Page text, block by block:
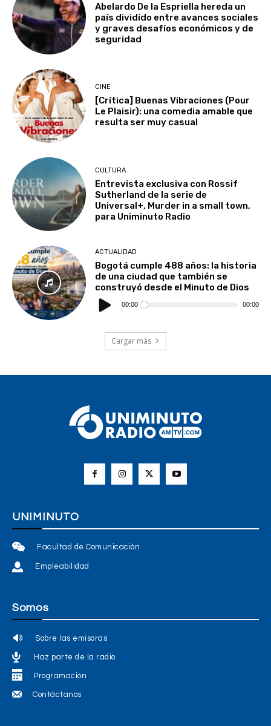
Abelardo De la Espriella hereda un
país dividido entre avances sociales
y graves desafíos económicos y de
seguridad
CINE
[Crítica] Buenas Vibraciones (Pour
Le Plaisir): una comedia amable que
resulta ser muy casual
CULTURA
Entrevista exclusiva con Rossif
Sutherland de la serie de
Universal+, Murder in a small town,
para Uniminuto Radio
ACTUALIDAD
Bogotá cumple 488 años: la historia
de una ciudad que también se
construyó desde el Minuto de Dios
Reproductor
de
audio
00:00 00:00
Cargar más
UNIMINUTO
Facultad de Comunicación
Empleabilidad
Somos
Sobre las emisoras
Haz parte de la radio
Programación
Contáctanos